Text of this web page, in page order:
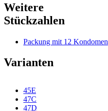
Weitere
Stückzahlen
Packung mit 12 Kondomen
Varianten
45E
47C
47D